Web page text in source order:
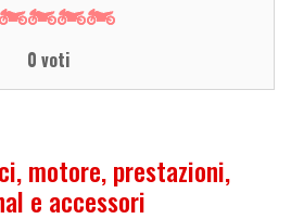
0 voti
motore, prestazioni,
e accessori